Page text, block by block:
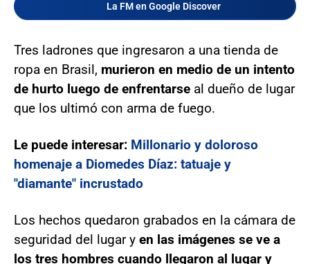
La FM en Google Discover
Tres ladrones que ingresaron a una tienda de
ropa en Brasil, murieron en medio de un intento
de hurto luego de enfrentarse al dueño de lugar
que los ultimó con arma de fuego.
Le puede interesar: Millonario y doloroso
homenaje a Diomedes Díaz: tatuaje y
"diamante" incrustado
Los hechos quedaron grabados en la cámara de
seguridad del lugar y en las imágenes se ve a
los tres hombres cuando llegaron al lugar y